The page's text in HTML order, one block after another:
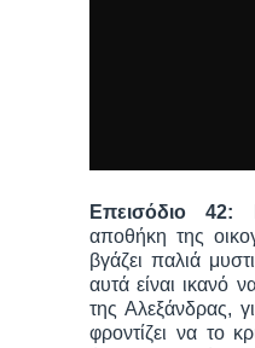
Επεισόδιο 42:
αποθήκη της
βγάζει παλιά
αυτά είναι ικανό
της Αλεξάνδρας,
φροντίζει να το